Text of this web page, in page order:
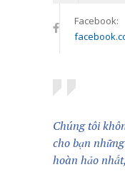
Facebook:
Chúng tôi
cho bạn
hoàn hảo